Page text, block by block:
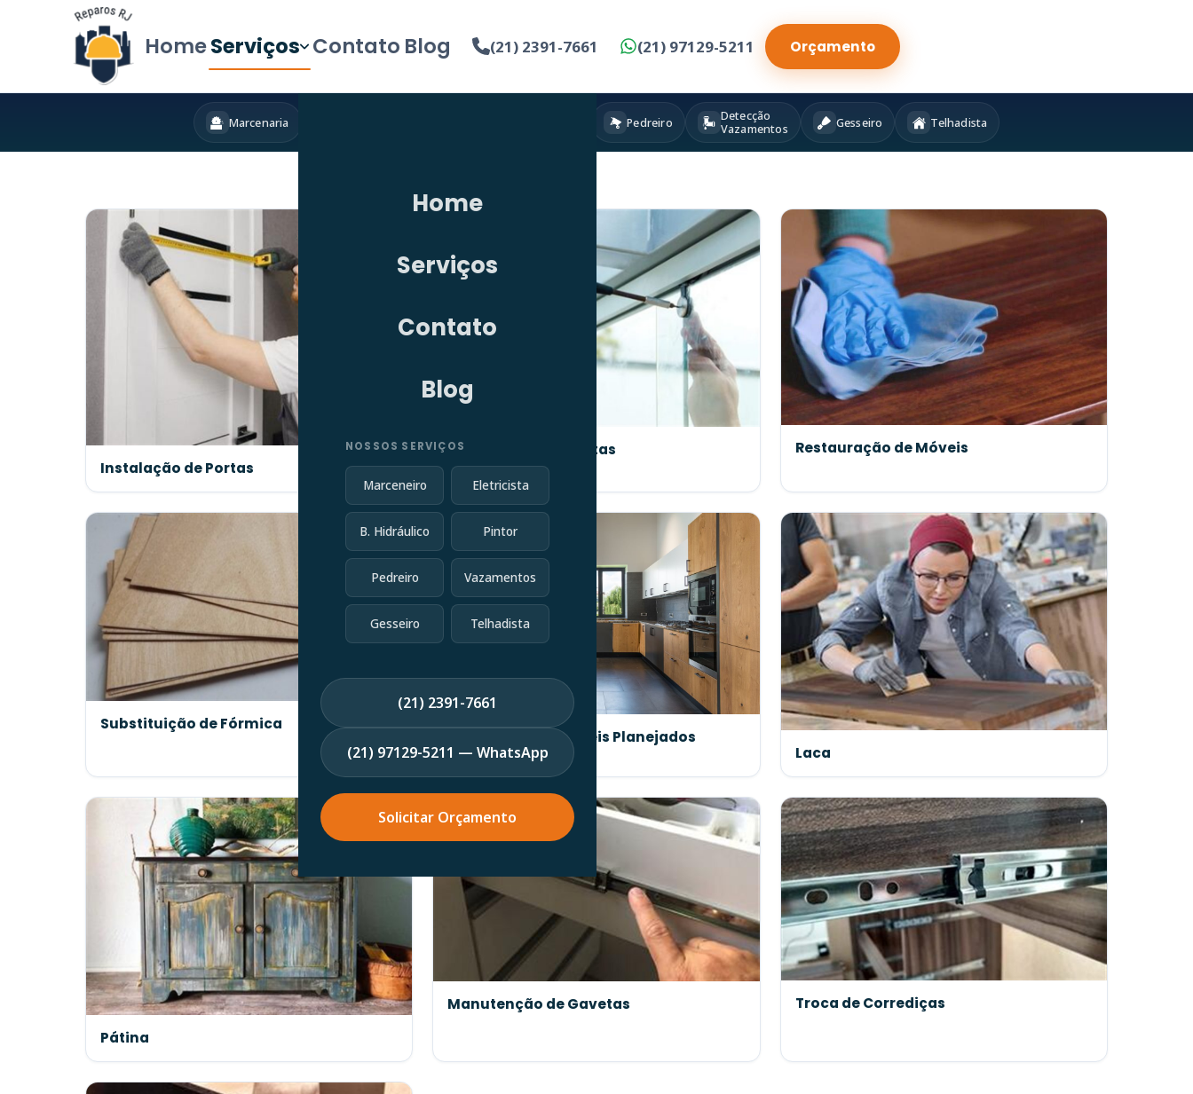
HomeServiços Contato Blog (21) 2391-7661 (21) 97129-5211 Orçamento
Home
Serviços
Contato
Blog
NOSSOS SERVIÇOS
Marceneiro Eletricista
B. Hidráulico Pintor
Pedreiro Vazamentos
Gesseiro Telhadista
(21) 2391-7661
(21) 97129-5211 — WhatsApp
Solicitar Orçamento
Marcenaria Pedreiro
Detecção
Vazamentos
Gesseiro Telhadista
Instalação de Portas
Manutenção de Portas Restauração de Móveis
Substituição de Fórmica
Fabricação de Móveis Planejados
Laca
Pátina
Manutenção de Gavetas Troca de Corrediças